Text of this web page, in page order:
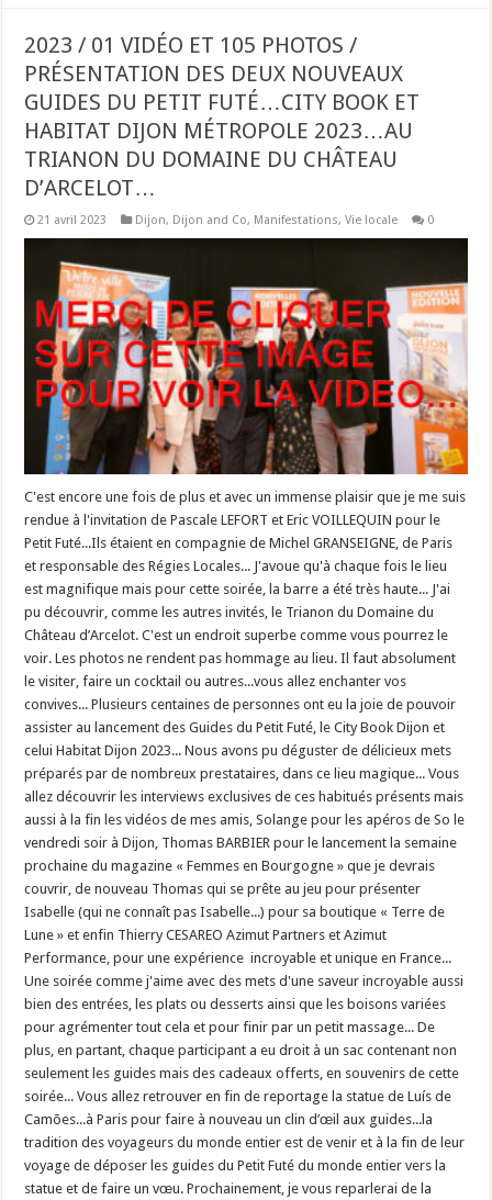
2023 / 01 VIDÉO ET 105 PHOTOS /
PRÉSENTATION DES DEUX NOUVEAUX
GUIDES DU PETIT FUTÉ…CITY BOOK ET
HABITAT DIJON MÉTROPOLE 2023…AU
TRIANON DU DOMAINE DU CHÂTEAU
D’ARCELOT…
21 avril 2023 Dijon, Dijon and Co, Manifestations,Vie locale 0
C'est encore une fois de plus et avec un immense plaisir que je me suis
rendue à l'invitation de Pascale LEFORT et Eric VOILLEQUIN pour le
Petit Futé...Ils étaient en compagnie de Michel GRANSEIGNE, de Paris
et responsable des Régies Locales... J'avoue qu'à chaque fois le lieu
est magnifique mais pour cette soirée, la barre a été très haute... J'ai
pu découvrir, comme les autres invités, le Trianon du Domaine du
Château d’Arcelot. C'est un endroit superbe comme vous pourrez le
voir. Les photos ne rendent pas hommage au lieu. Il faut absolument
le visiter, faire un cocktail ou autres...vous allez enchanter vos
convives... Plusieurs centaines de personnes ont eu la joie de pouvoir
assister au lancement des Guides du Petit Futé, le City Book Dijon et
celui Habitat Dijon 2023... Nous avons pu déguster de délicieux mets
préparés par de nombreux prestataires, dans ce lieu magique... Vous
allez découvrir les interviews exclusives de ces habitués présents mais
aussi à la fin les vidéos de mes amis, Solange pour les apéros de So le
vendredi soir à Dijon, Thomas BARBIER pour le lancement la semaine
prochaine du magazine « Femmes en Bourgogne » que je devrais
couvrir, de nouveau Thomas qui se prête au jeu pour présenter
Isabelle (qui ne connaît pas Isabelle...) pour sa boutique « Terre de
Lune » et enfin Thierry CESAREO Azimut Partners et Azimut
Performance, pour une expérience incroyable et unique en France...
Une soirée comme j'aime avec des mets d'une saveur incroyable aussi
bien des entrées, les plats ou desserts ainsi que les boisons variées
pour agrémenter tout cela et pour finir par un petit massage... De
plus, en partant, chaque participant a eu droit à un sac contenant non
seulement les guides mais des cadeaux offerts, en souvenirs de cette
soirée... Vous allez retrouver en fin de reportage la statue de Luís de
Camões...à Paris pour faire à nouveau un clin d’œil aux guides...la
tradition des voyageurs du monde entier est de venir et à la fin de leur
voyage de déposer les guides du Petit Futé du monde entier vers la
statue et de faire un vœu. Prochainement, je vous reparlerai de la